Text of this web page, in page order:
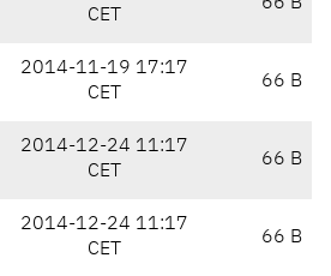
CET
2014-11-19 17:17
CET
66 B
2014-12-24 11:17
CET
66 B
2014-12-24 11:17
CET
66 B